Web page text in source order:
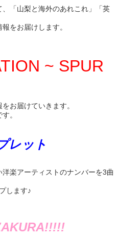
、「山梨と海外のあれこれ」「英
をお届けします。
~ SPUR
お届けていきます。
。
レット
楽アーティストのナンバーを3曲
します♪